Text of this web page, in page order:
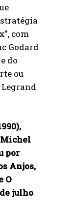
com
Godard
do
ou
Legrand
Michel
por
Anjos,
O
julho